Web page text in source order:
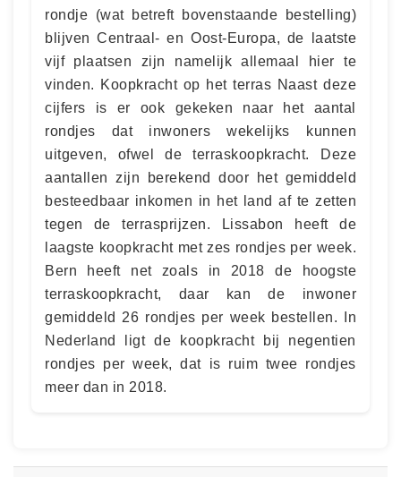
rondje (wat betreft bovenstaande bestelling)
blijven Centraal- en Oost-Europa, de laatste
vijf plaatsen zijn namelijk allemaal hier te
vinden. Koopkracht op het terras Naast deze
cijfers is er ook gekeken naar het aantal
rondjes dat inwoners wekelijks kunnen
uitgeven, ofwel de terraskoopkracht. Deze
aantallen zijn berekend door het gemiddeld
besteedbaar inkomen in het land af te zetten
tegen de terrasprijzen. Lissabon heeft de
laagste koopkracht met zes rondjes per week.
Bern heeft net zoals in 2018 de hoogste
terraskoopkracht, daar kan de inwoner
gemiddeld 26 rondjes per week bestellen. In
Nederland ligt de koopkracht bij negentien
rondjes per week, dat is ruim twee rondjes
meer dan in 2018.